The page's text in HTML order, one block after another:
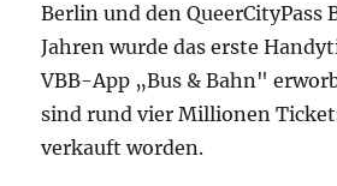
Berlin und den QueerCityPass
Jahren wurde das erste
VBB-App „Bus & Bahn"
sind rund vier Millionen
verkauft worden.